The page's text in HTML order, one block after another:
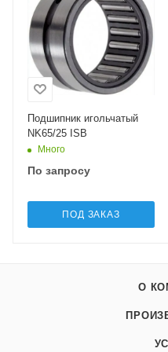
Подшипник игольчатый
NK65/25 ISB
Много
По запросу
ПОД ЗАКАЗ
О